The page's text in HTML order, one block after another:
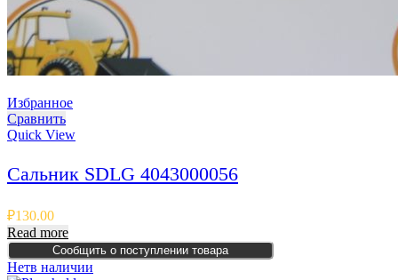
Избранное
Сравнить
Quick View
Сальник SDLG 4043000056
₽130.00
Read more
Сообщить о поступлении товара
Нетв наличии